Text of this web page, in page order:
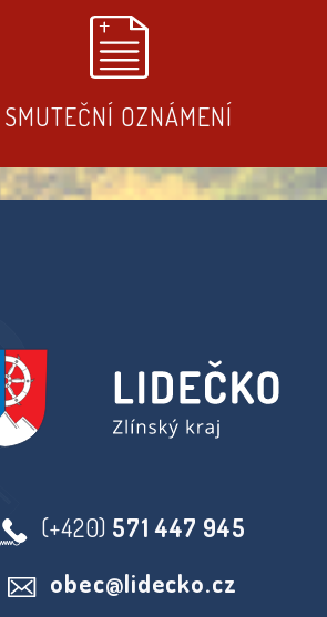
SMUTEČNÍ OZNÁMENÍ
(+420) 571 447 945
obec@lidecko.cz